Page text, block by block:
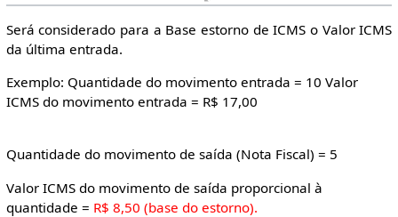
Será considerado para a Base estorno de ICMS o Valor ICMS
da última entrada.
Exemplo: Quantidade do movimento entrada = 10 Valor
ICMS do movimento entrada = R$ 17,00
Quantidade do movimento de saída (Nota Fiscal) = 5
Valor ICMS do movimento de saída proporcional à
quantidade = R$ 8,50 (base do estorno).